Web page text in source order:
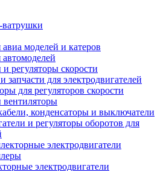
моделей и катеров
регуляторы скорости
запчасти для электродвигателей
для регуляторов скорости
вентиляторы
конденсаторы и выключатели
и регуляторы оборотов для
электродвигатели
электродвигатели